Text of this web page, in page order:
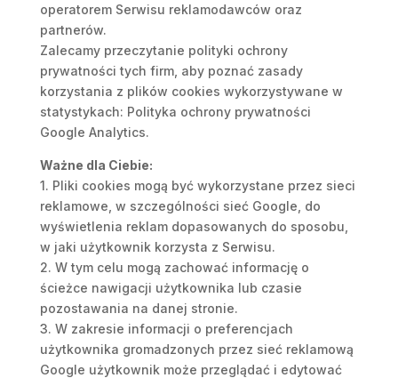
operatorem Serwisu reklamodawców oraz
partnerów.
Zalecamy przeczytanie polityki ochrony
prywatności tych firm, aby poznać zasady
korzystania z plików cookies wykorzystywane w
statystykach: Polityka ochrony prywatności
Google Analytics.
Ważne dla Ciebie:
1. Pliki cookies mogą być wykorzystane przez sieci
reklamowe, w szczególności sieć Google, do
wyświetlenia reklam dopasowanych do sposobu,
w jaki użytkownik korzysta z Serwisu.
2. W tym celu mogą zachować informację o
ścieżce nawigacji użytkownika lub czasie
pozostawania na danej stronie.
3. W zakresie informacji o preferencjach
użytkownika gromadzonych przez sieć reklamową
Google użytkownik może przeglądać i edytować